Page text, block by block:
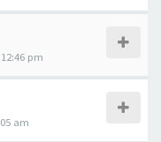
pm
am